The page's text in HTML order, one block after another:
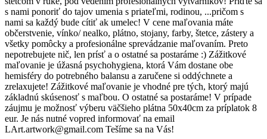
s nami ponoriť do tajov umenia s priateľmi, rodinou, ...pričom s
nami sa každý bude cítiť ak umelec! V cene maľovania máte
občerstvenie, vínko/ nealko, plátno, stojany, farby, štetce, zástery a
všetky pomôcky a profesionálne sprevádzanie maľovaním. Preto
nepotrebujete nič, len prísť a o ostatné sa postaráme :) Zážitkové
maľovanie je úžasná psychohygiena, ktorá Vám dostane obe
hemisféry do potrebného balansu a zaručene si oddýchnete a
zrelaxujete! Zážitkové maľovanie je vhodné pre tých, ktorý majú
základnú skúsenosť s maľbou. O ostatné sa postaráme! V prípade
záujmu je možnosť výberu väčšieho plátna 50x40cm za príplatok 8
eur. Je nás nutné vopred informovať na email
LArt.artwork@gmail.com Tešíme sa na Vás!